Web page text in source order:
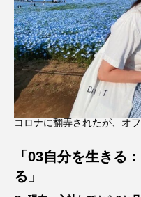
コロナに翻弄されたが、オ
「03自分を生きる
る」